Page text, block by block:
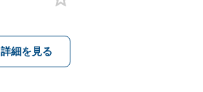
詳細を見る